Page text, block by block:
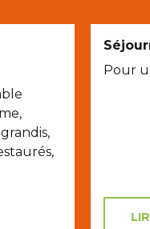
Pour